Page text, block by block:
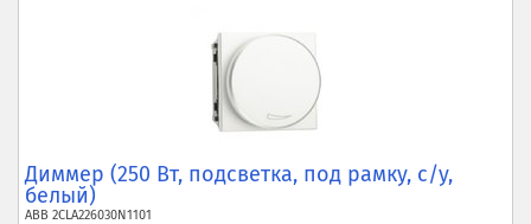
Диммер (250 Вт, подсветка, под рамку, с/у,
белый)
ABB 2CLA226030N1101